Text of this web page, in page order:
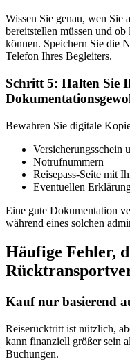
Wissen Sie genau, wen Sie
bereitstellen müssen und
können. Speichern Sie die
Telefon Ihres Begleiters.
Schritt 5: Halten Sie
Bewahren Sie digitale
Versicherungsschein
Notrufnummern
Reisepass-Seite mit
Eventuellen
Eine gute Dokumentation
während eines solchen
Häufige Fehler,
Kauf nur basierend
Reiserücktritt ist nützlich,
kann finanziell größer sein
Buchungen.